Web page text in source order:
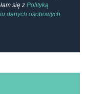
się z Polityką
danych osobowych.